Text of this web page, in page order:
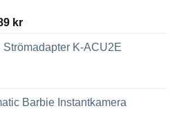
krPrisintervall:
till
Strömadapter K-ACU2E
Barbie Instantkamera